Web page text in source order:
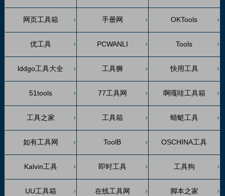
网页工具箱 手册网 OKTools
优工具 PCWANLI Tools
lddgo工具大全 工具狮 快用工具
51tools 77工具网 啊嘎哇工具箱
工具之家 工具箱 蜻蜓工具
如有工具网 ToolB OSCHINA工具
Kalvin工具 即时工具 工具狗
UU工具箱 在线工具网 脚本之家